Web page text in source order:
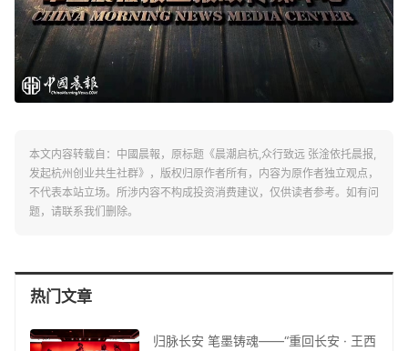
本文内容转载自：中國晨報，原标题《晨潮启杭,众行致远 张淦依托晨报,
发起杭州创业共生社群》，版权归原作者所有，内容为原作者独立观点，
不代表本站立场。所涉内容不构成投资消费建议，仅供读者参考。如有问
题，请联系我们删除。
热门文章
归脉长安 笔墨铸魂——“重回长安 · 王西